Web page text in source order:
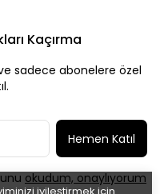
Kaçırma
sadece abonelere özel
Hemen Katıl
okudum, onaylıyorum